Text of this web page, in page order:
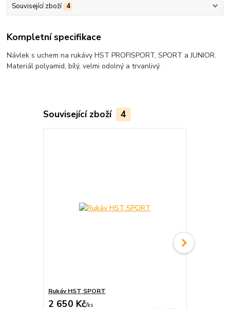
Související zboží 4
Kompletní specifikace
Návlek s uchem na rukávy HST PROFISPORT, SPORT a JUNIOR.
Materiál polyamid, bílý, velmi odolný a trvanlivý.
Související zboží 4
Rukáv HST SPORT
2 650 Kč/ks